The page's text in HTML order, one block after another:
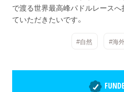
で渡る世界最高峰パドルレースへ
ていただきたいです。
#自然 #海